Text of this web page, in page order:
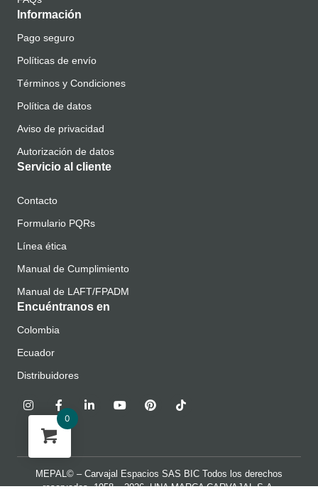
Información
Pago seguro
Políticas de envío
Términos y Condiciones
Política de datos
Aviso de privacidad
Autorización de datos
Servicio al cliente
Contacto
Formulario PQRs
Línea ética
Manual de Cumplimiento
Manual de LAFT/FPADM
Encuéntranos en
Colombia
Ecuador
Distribuidores
MEPAL© – Carvajal Espacios SAS BIC Todos los derechos
reservados 1958 – 2026 UNA MARCACARVAJAL S.A.
0